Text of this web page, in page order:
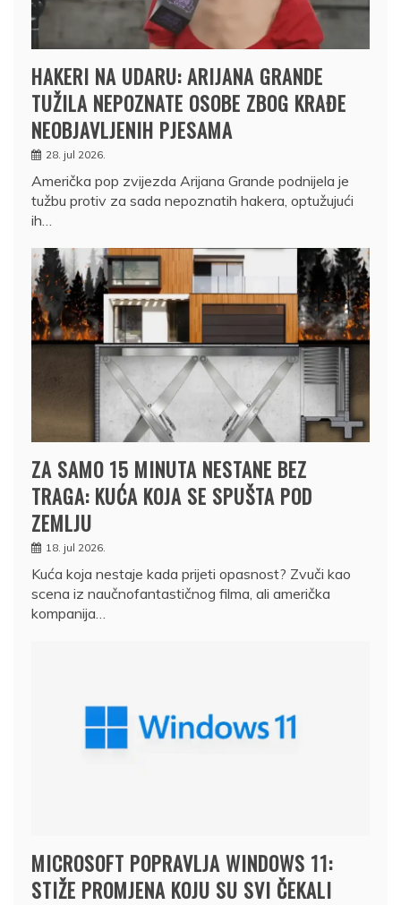
HAKERI NA UDARU: ARIJANA GRANDE
TUŽILA NEPOZNATE OSOBE ZBOG KRAĐE
NEOBJAVLJENIH PJESAMA
28. jul 2026.
Američka pop zvijezda Arijana Grande podnijela je
tužbu protiv za sada nepoznatih hakera, optužujući
ih…
ZA SAMO 15 MINUTA NESTANE BEZ
TRAGA: KUĆA KOJA SE SPUŠTA POD
ZEMLJU
18. jul 2026.
Kuća koja nestaje kada prijeti opasnost? Zvuči kao
scena iz naučnofantastičnog filma, ali američka
kompanija…
MICROSOFT POPRAVLJA WINDOWS 11:
STIŽE PROMJENA KOJU SU SVI ČEKALI